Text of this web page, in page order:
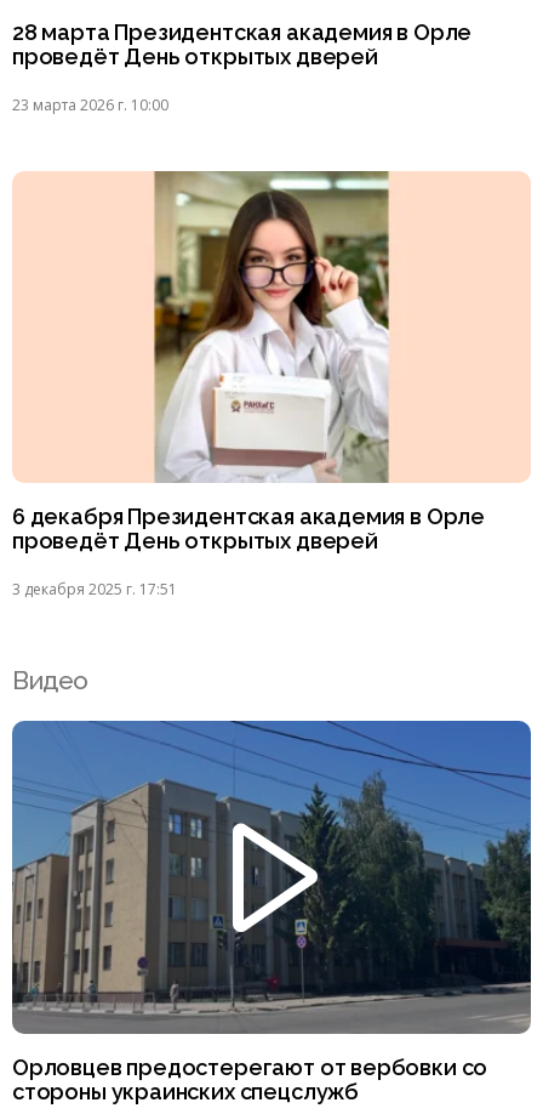
28 марта Президентская академия в Орле
проведёт День открытых дверей
23 марта 2026 г. 10:00
6 декабря Президентская академия в Орле
проведёт День открытых дверей
3 декабря 2025 г. 17:51
Видео
Орловцев предостерегают от вербовки со
стороны украинских спецслужб